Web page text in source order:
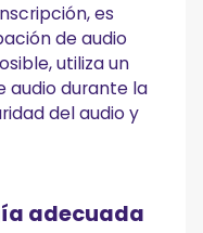
es
de audio
utiliza un
audio durante la
del audio y
adecuada